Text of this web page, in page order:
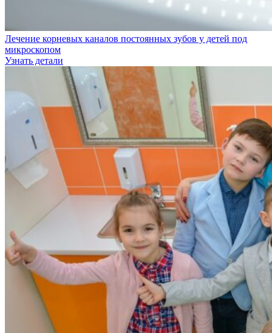
Лечение корневых каналов постоянных зубов у детей под
микроскопом
Узнать детали